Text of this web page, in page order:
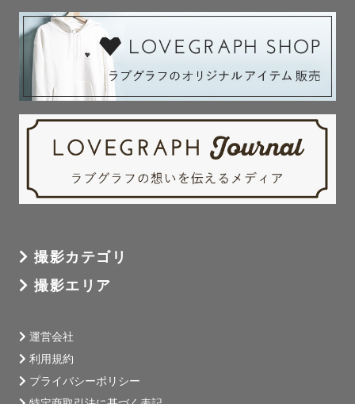
撮影カテゴリ
撮影エリア
運営会社
利用規約
プライバシーポリシー